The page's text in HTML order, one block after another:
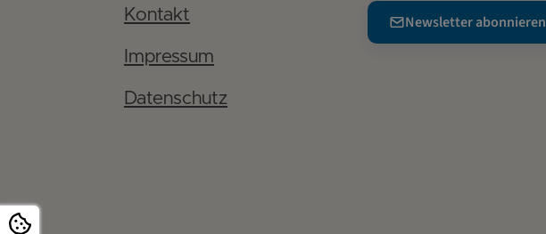
Kontakt
Impressum
Datenschutz
Newsletter abonnieren